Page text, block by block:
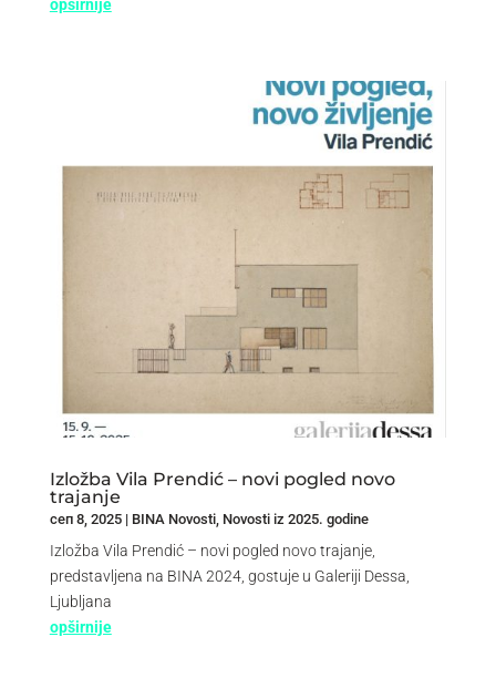
opširnije
Izložba Vila Prendić – novi pogled novo
trajanje
сеп 8, 2025| BINA Novosti, Novosti iz 2025. godine
Izložba Vila Prendić – novi pogled novo trajanje,
predstavljena na BINA 2024, gostuje u Galeriji Dessa,
Ljubljana
opširnije